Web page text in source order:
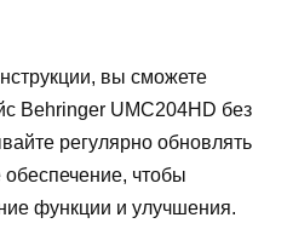
вы сможете
Behringer UMC204HD без
регулярно обновлять
чтобы
функции и улучшения.